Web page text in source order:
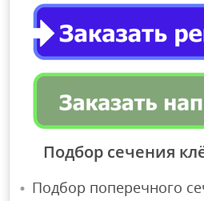
Подбор сечения
Подбор поперечного